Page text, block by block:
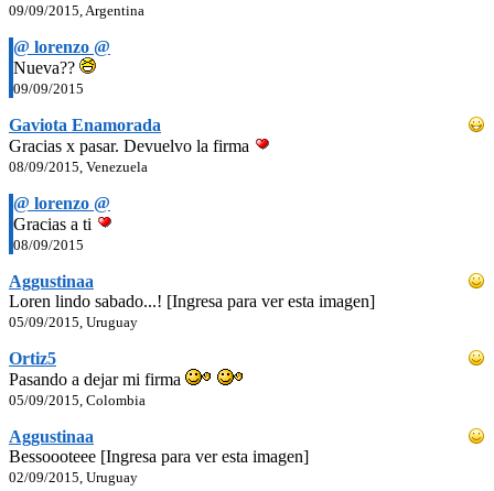
09/09/2015, Argentina
@ lorenzo @
Nueva??
09/09/2015
Gaviota Enamorada
Gracias x pasar. Devuelvo la firma
08/09/2015, Venezuela
@ lorenzo @
Gracias a ti
08/09/2015
Aggustinaa
Loren lindo sabado...! [Ingresa para ver esta imagen]
05/09/2015, Uruguay
Ortiz5
Pasando a dejar mi firma
05/09/2015, Colombia
Aggustinaa
Bessoooteee [Ingresa para ver esta imagen]
02/09/2015, Uruguay